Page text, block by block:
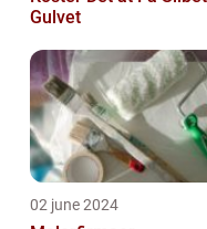
Gulvet
02 june 2024